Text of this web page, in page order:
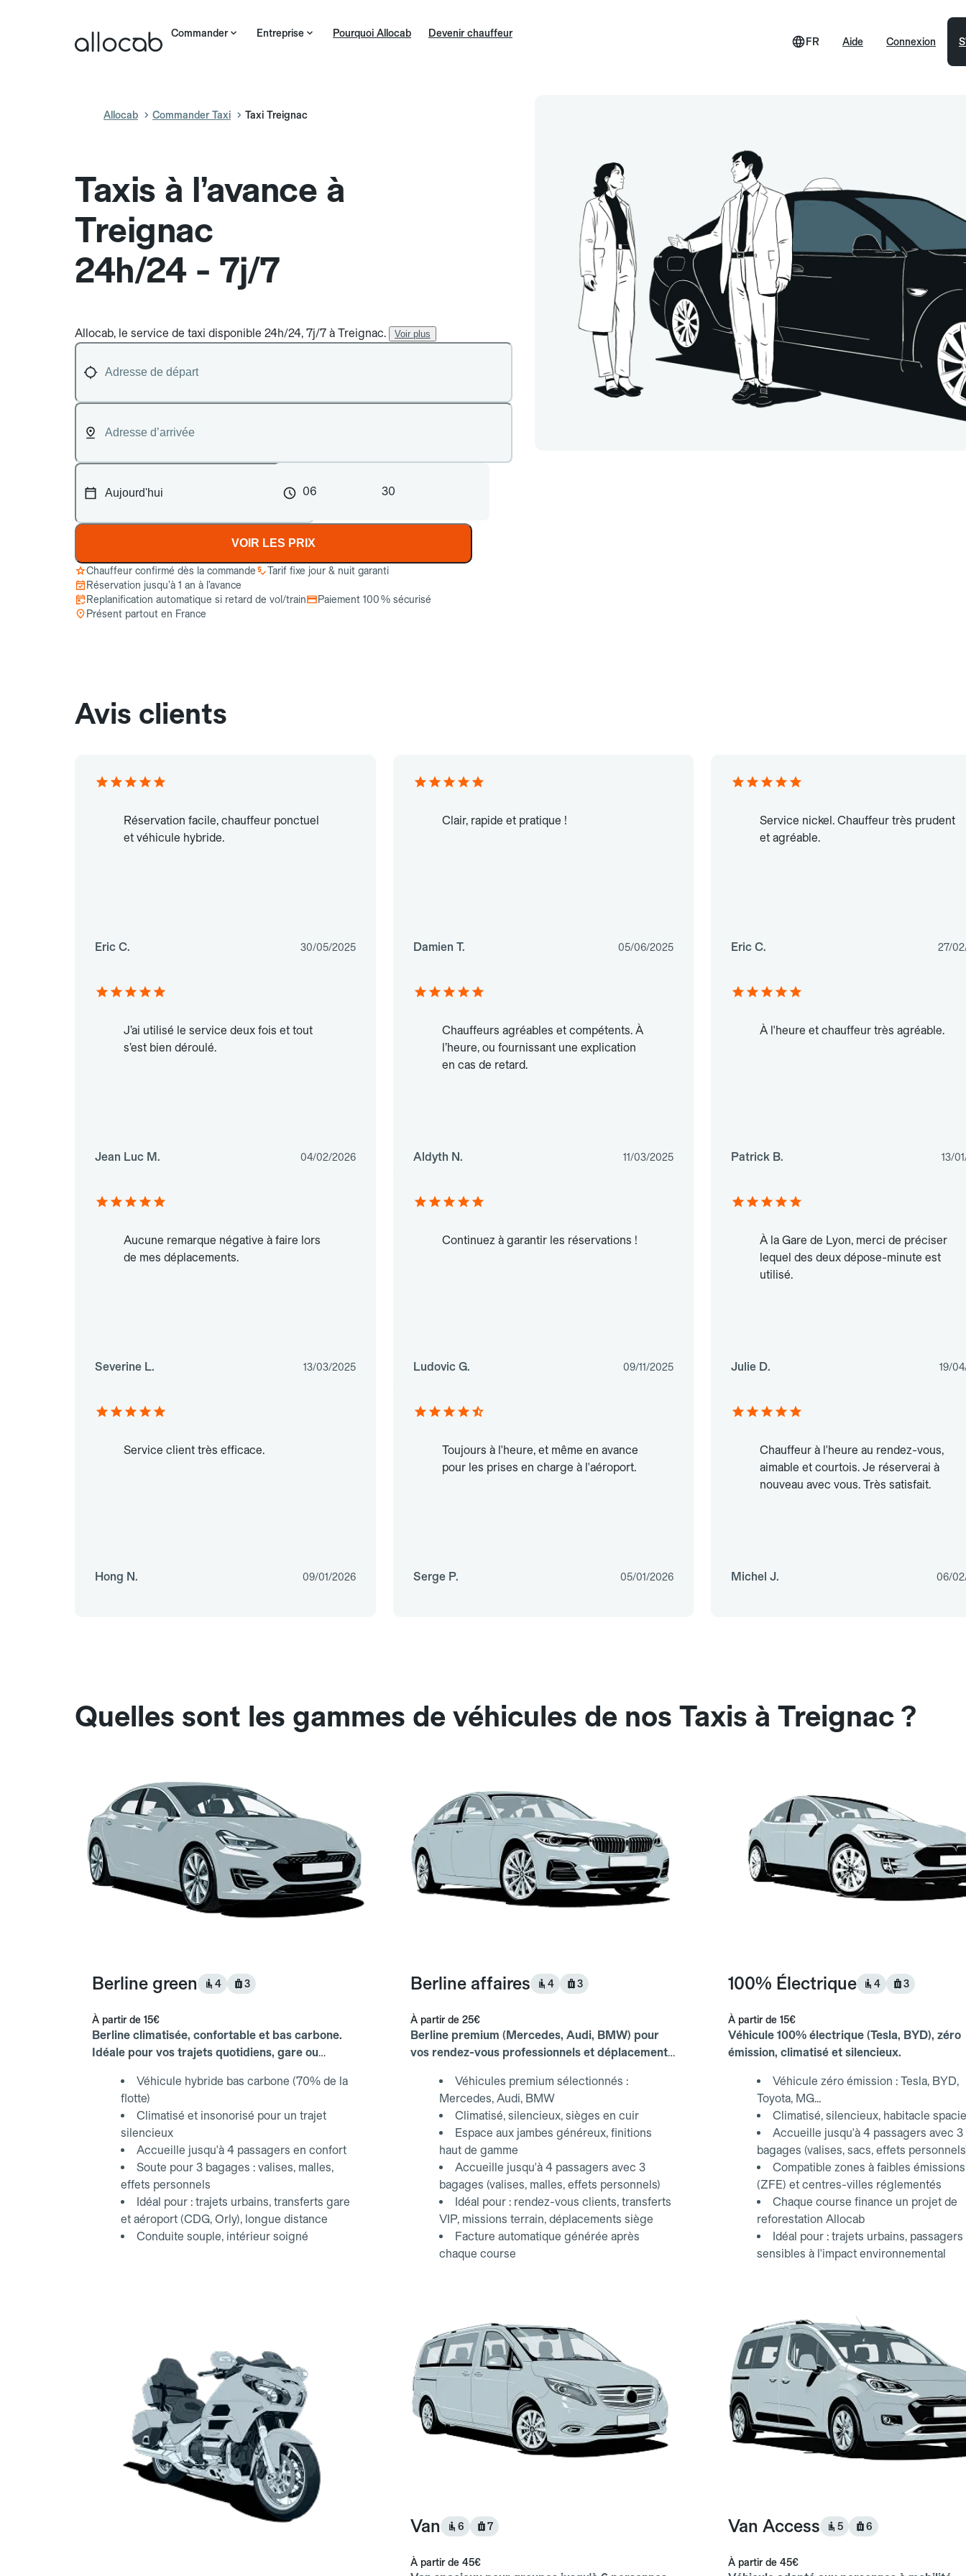
Commander Entreprise Pourquoi Allocab Devenir chauffeur
Aide
FR Connexion
Allocab Commander Taxi Taxi Treignac
Taxis à l’avance à
Treignac
24h/24 - 7j/7
Allocab, le service de taxi disponible 24h/24, 7j/7 à Treignac. Voir plus
06 30
VOIR LES PRIX
Chauffeur confirmé dès la commande
Tarif fixe jour & nuit garanti
Réservation jusqu’à 1 an à l’avance
Replanification automatique si retard de vol/train
Paiement 100 % sécurisé
Présent partout en France
Avis clients
Réservation facile, chauffeur ponctuel
et véhicule hybride.
Eric C. 30/05/2025
Clair, rapide et pratique !
Damien T. 05/06/2025
Service nickel. Chauffeur très prudent
et agréable.
Eric C. 27/
J’ai utilisé le service deux fois et tout
s’est bien déroulé.
Jean Luc M. 04/02/2026
Chauffeurs agréables et compétents. À
l’heure, ou fournissant une explication
en cas de retard.
Aldyth N. 11/03/2025
À l'heure et chauffeur très agréable.
Patrick B. 13/
Aucune remarque négative à faire lors
de mes déplacements.
Severine L. 13/03/2025
Continuez à garantir les réservations !
Ludovic G. 09/11/2025
À la Gare de Lyon, merci de préciser
lequel des deux dépose-minute est
utilisé.
Julie D. 19/
Service client très efficace.
Hong N. 09/01/2026
Toujours à l'heure, et même en avance
pour les prises en charge à l'aéroport.
Serge P. 05/01/2026
Chauffeur à l'heure au rendez-vous,
aimable et courtois. Je réserverai à
nouveau avec vous. Très satisfait.
Michel J. 06/
Quelles sont les gammes de véhicules de nos Taxis à Treignac ?
Berline green 4 3
À partir de 15€
Berline climatisée, confortable et bas carbone.
Idéale pour vos trajets quotidiens, gare ou
Véhicule hybride bas carbone (70% de la
flotte)
Climatisé et insonorisé pour un trajet
silencieux
Accueille jusqu'à 4 passagers en confort
Soute pour 3 bagages : valises, malles,
effets personnels
Idéal pour : trajets urbains, transferts gare
et aéroport (CDG, Orly), longue distance
Conduite souple, intérieur soigné
Berline affaires 4 3
À partir de 25€
Berline premium (Mercedes, Audi, BMW) pour
vos rendez-vous professionnels et déplacements
Véhicules premium sélectionnés :
Mercedes, Audi, BMW
Climatisé, silencieux, sièges en cuir
Espace aux jambes généreux, finitions
haut de gamme
Accueille jusqu'à 4 passagers avec 3
bagages (valises, malles, effets personnels)
Idéal pour : rendez-vous clients, transferts
VIP, missions terrain, déplacements siège
Facture automatique générée après
chaque course
100% Électrique 4 3
À partir de 15€
Véhicule 100% électrique (Tesla, BYD), zéro
émission, climatisé et silencieux.
Véhicule zéro émission : Tesla, BYD,
Toyota, MG...
Climatisé, silencieux, habitacle
Accueille jusqu'à 4 passagers avec 3
bagages (valises, sacs, effets
Compatible zones à faibles émissions
(ZFE) et centres-villes réglementés
Chaque course finance un projet de
reforestation Allocab
Idéal pour : trajets urbains, passagers
sensibles à l'impact environnemental
Van 6 7
À partir de 45€
Van Access 5 6
À partir de 45€